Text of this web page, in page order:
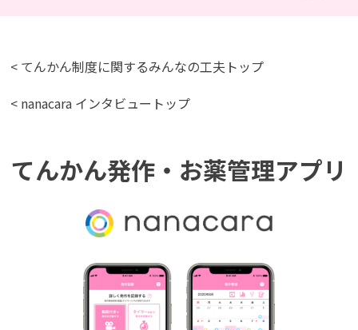
< てんかん制度に関するみんなの工夫トップ
< nanacara インタビュートップ
てんかん発作・お薬管理アプリ